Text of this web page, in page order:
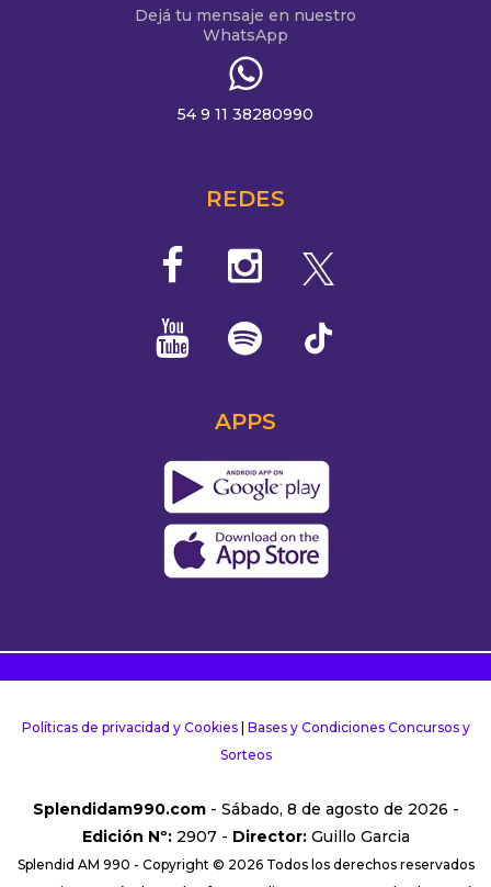
Dejá tu mensaje en nuestro
WhatsApp
54 9 11 38280990
REDES
APPS
Políticas de privacidad y Cookies| Bases y Condiciones Concursos y
Sorteos
Splendidam990.com- Sábado, 8 de agosto de 2026 -
Edición Nº:2907 - Director:Guillo Garcia
Splendid AM 990 - Copyright © 2026 Todos los derechos reservados